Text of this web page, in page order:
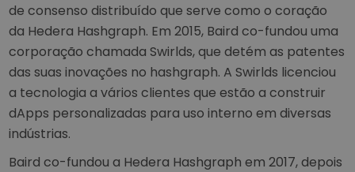
de consenso distribuído que serve como o coração
da Hedera Hashgraph. Em 2015, Baird co-fundou uma
corporação chamada Swirlds, que detém as patentes
das suas inovações no hashgraph. A Swirlds licenciou
a tecnologia a vários clientes que estão a construir
dApps personalizadas para uso interno em diversas
indústrias.
Baird co-fundou a Hedera Hashgraph em 2017, depois